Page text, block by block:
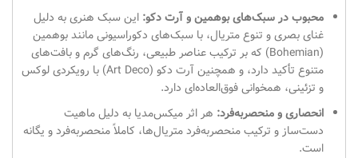
محبوب در سبک‌های بوهمین و آرت دکو: این سبک هنری به دلیل
غنای بصری و تنوع متریال، با سبک‌های دکوراسیونی مانند بوهمین
(Bohemian) که بر ترکیب عناصر طبیعی، رنگ‌های گرم و بافت‌های
متنوع تأکید دارد، و همچنین آرت دکو (Art Deco) با رویکردی لوکس
و تزئینی، همخوانی فوق‌العاده‌ای دارد.
انحصاری و منحصر‌به‌فرد: هر اثر میکس‌مدیا به دلیل ماهیت
دست‌ساز و ترکیب منحصربه‌فرد متریال‌ها، کاملاً منحصربه‌فرد و یگانه
است.